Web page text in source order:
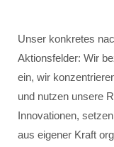
Unser konkretes
Aktionsfelder: Wir
ein, wir
und nutzen unsere
Innovationen,
aus eigener Kraft